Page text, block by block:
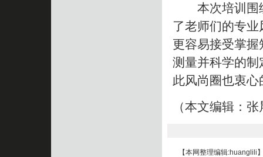
本次培训围绕
了老师们的专
更容易接受掌
测量并科学的
此风尚圈也衷
（本文编辑：
【本网整理编辑:huanglili